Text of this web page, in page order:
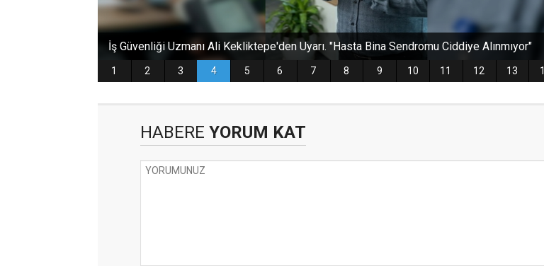
HABERE YORUM KAT